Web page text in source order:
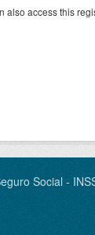
also access this
Social -